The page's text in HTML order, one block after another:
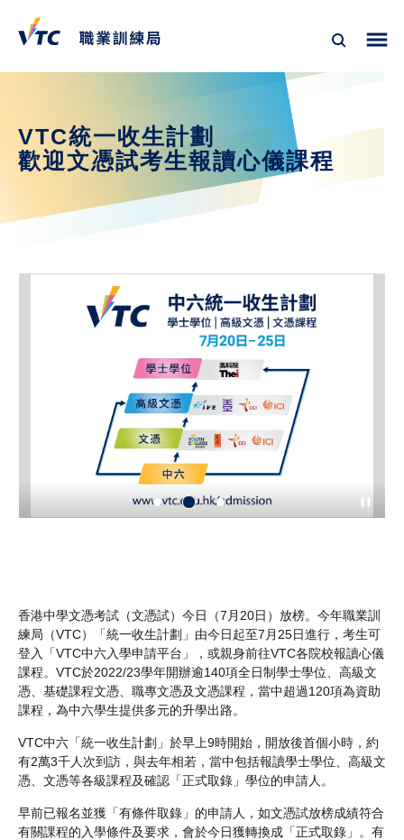
VTC統一收生計劃
歡迎文憑試考生報讀心儀課程
香港中學文憑考試（文憑試）今日（7月20日）放榜。今年職業訓
練局（VTC）「統一收生計劃」由今日起至7月25日進行，考生可
登入「VTC中六入學申請平台」，或親身前往VTC各院校報讀心儀
課程。VTC於2022/23學年開辦逾140項全日制學士學位、高級文
憑、基礎課程文憑、職專文憑及文憑課程，當中超過120項為資助
課程，為中六學生提供多元的升學出路。
VTC中六「統一收生計劃」於早上9時開始，開放後首個小時，約
有2萬3千人次到訪，與去年相若，當中包括報讀學士學位、高級文
憑、文憑等各級課程及確認「正式取錄」學位的申請人。
早前已報名並獲「有條件取錄」的申請人，如文憑試放榜成績符合
有關課程的入學條件及要求，會於今日獲轉換成「正式取錄」。有